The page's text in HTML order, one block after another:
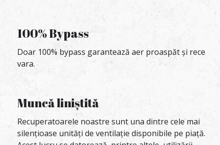
100% Bypass
Doar 100% bypass garantează aer proaspăt și rece
vara.
Muncă liniștită
Recuperatoarele noastre sunt una dintre cele mai
silențioase unități de ventilație disponibile pe piață.